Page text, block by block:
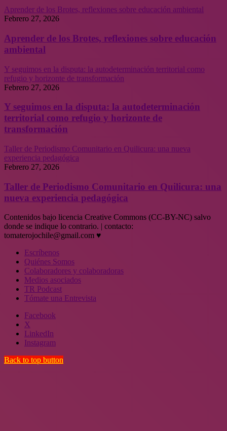
Aprender de los Brotes, reflexiones sobre educación ambiental
Febrero 27, 2026
Aprender de los Brotes, reflexiones sobre educación
ambiental
Y seguimos en la disputa: la autodeterminación territorial como
refugio y horizonte de transformación
Febrero 27, 2026
Y seguimos en la disputa: la autodeterminación
territorial como refugio y horizonte de
transformación
Taller de Periodismo Comunitario en Quilicura: una nueva
experiencia pedagógica
Febrero 27, 2026
Taller de Periodismo Comunitario en Quilicura: una
nueva experiencia pedagógica
Contenidos bajo licencia Creative Commons (CC-BY-NC) salvo
donde se indique lo contrario. | contacto:
tomaterojochile@gmail.com ♥
Escríbenos
Quiénes Somos
Colaboradores y colaboradoras
Medios asociados
TR Podcast
Tómate una Entrevista
Facebook
X
LinkedIn
Instagram
Back to top button